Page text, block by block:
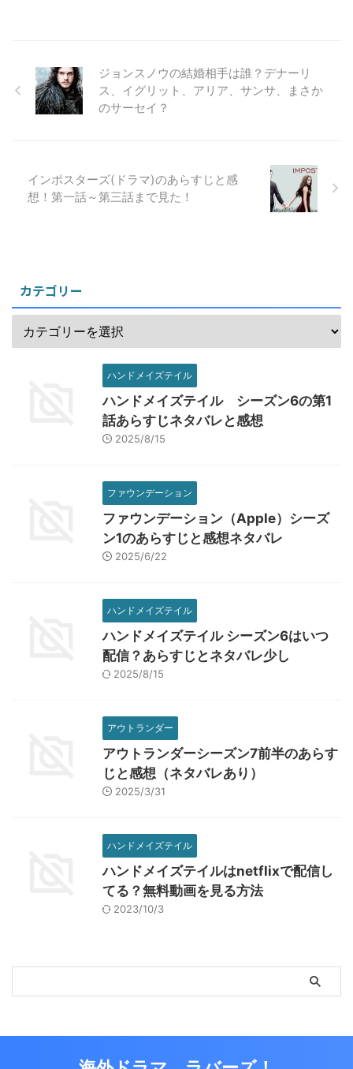
ジョンスノウの結婚相手は誰？デナーリ
ス、イグリット、アリア、サンサ、まさか
のサーセイ？
インポスターズ(ドラマ)のあらすじと感
想！第一話～第三話まで見た！
カテゴリー
ハンドメイズテイル
ハンドメイズテイル シーズン6の第1
話あらすじネタバレと感想
2025/8/15
ファウンデーション
ファウンデーション（Apple）シーズ
ン1のあらすじと感想ネタバレ
2025/6/22
ハンドメイズテイル
ハンドメイズテイル シーズン6はいつ
配信？あらすじとネタバレ少し
2025/8/15
アウトランダー
アウトランダーシーズン7前半のあらす
じと感想（ネタバレあり）
2025/3/31
ハンドメイズテイル
ハンドメイズテイルはnetflixで配信し
てる？無料動画を見る方法
2023/10/3